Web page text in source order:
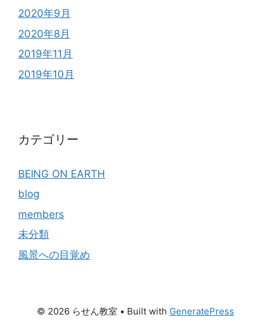
2020年9月
2020年8月
2019年11月
2019年10月
カテゴリー
BEING ON EARTH
blog
members
未分類
風景への目覚め
© 2026 らせん教室 • Built with GeneratePress